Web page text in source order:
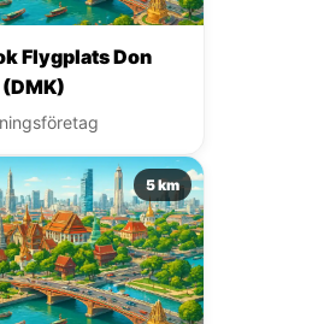
Flygplats Don
5 km